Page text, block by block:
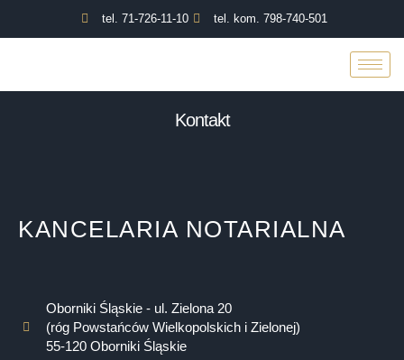
tel. 71-726-11-10 tel. kom. 798-740-501
Kontakt
KANCELARIA NOTARIALNA
Oborniki Śląskie - ul. Zielona 20
(róg Powstańców Wielkopolskich i Zielonej)
55-120 Oborniki Śląskie